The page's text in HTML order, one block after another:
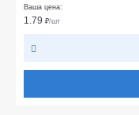
Ваша цена:
1.79 ₽/шт